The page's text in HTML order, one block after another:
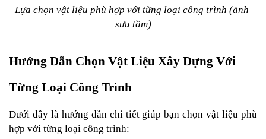
Lựa chọn vật liệu phù hợp với từng loại công trình (ảnh
sưu tầm)
Hướng Dẫn Chọn Vật Liệu Xây Dựng Với
Từng Loại Công Trình
Dưới đây là hướng dẫn chi tiết giúp bạn chọn vật liệu phù
hợp với từng loại công trình: